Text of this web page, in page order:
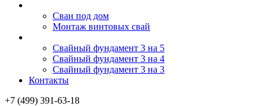
Сваи под дом
Монтаж винтовых свай
Свайный фундамент 3 на 5
Свайный фундамент 3 на 4
Свайный фундамент 3 на 3
Контакты
+7 (499) 391-63-18